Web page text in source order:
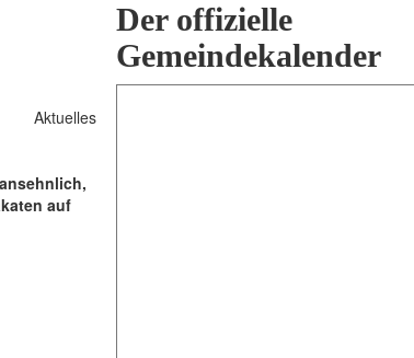
Aktuelles
auf
Der offizielle
Gemeindekalender